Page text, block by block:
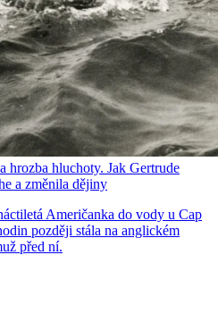
hrozba hluchoty. Jak Gertrude
a změnila dějiny
Američanka do vody u Cap
později stála na anglickém
před ní.